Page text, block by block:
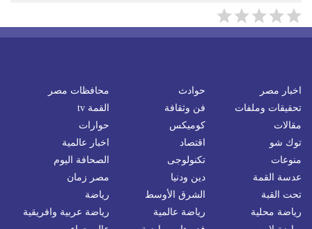
اخبار مصر حوادث
محافظات مصر
تحقيقات وملفات
فن وثقافة
القمة tv
مقالات
كوميكس
حوارات
توك شو
اقتصاد
اخبار عالمية
منوعات
تكنولوجى
الصحافة اليوم
عدسة القمة
دين ودنيا
مصر زمان
تحت القبة
الشرق الأوسط
رياضة
رياضة محلية
رياضة عالمية
رياضة عربية وافريقية